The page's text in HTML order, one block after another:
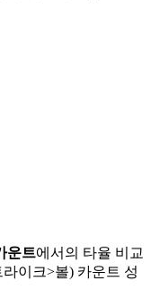
운트에서의 타율 비교
이크>볼) 카운트 성